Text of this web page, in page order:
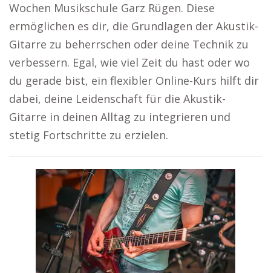
Wochen Musikschule Garz Rügen. Diese
ermöglichen es dir, die Grundlagen der Akustik-
Gitarre zu beherrschen oder deine Technik zu
verbessern. Egal, wie viel Zeit du hast oder wo
du gerade bist, ein flexibler Online-Kurs hilft dir
dabei, deine Leidenschaft für die Akustik-
Gitarre in deinen Alltag zu integrieren und
stetig Fortschritte zu erzielen.